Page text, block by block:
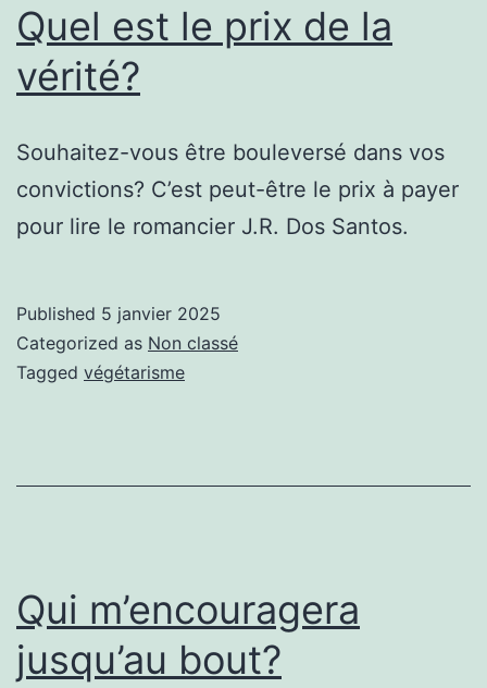
Quel est le prix de la
vérité?
Souhaitez-vous être bouleversé dans vos
convictions? C’est peut-être le prix à payer
pour lire le romancier J.R. Dos Santos.
Published 5 janvier 2025
Categorized as Non classé
Tagged végétarisme
Qui m’encouragera
jusqu’au bout?